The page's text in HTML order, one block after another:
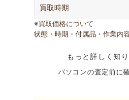
買取時期
※買取価格について
状態・時期・付属品・作業内
もっと詳しく知
パソコンの査定前に